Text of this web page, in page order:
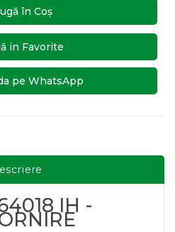
în Coş
in Favorite
pe WhatsApp
IH -